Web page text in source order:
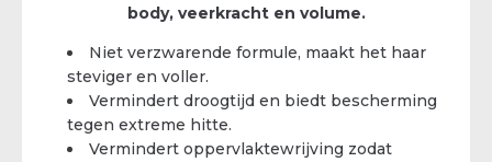
body, veerkracht en volume.
Niet verzwarende formule, maakt het haar
steviger en voller.
Vermindert droogtijd en biedt bescherming
tegen extreme hitte.
Vermindert oppervlaktewrijving zodat